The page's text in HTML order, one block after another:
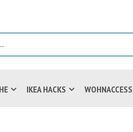
IKEA HACKS